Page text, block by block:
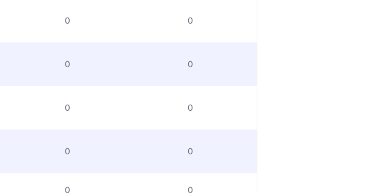
0 0
0 0
0 0
0 0
0 0